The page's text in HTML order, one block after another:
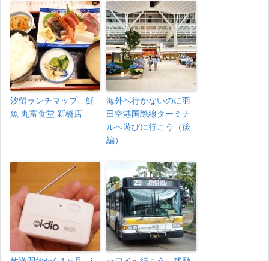
汐留ランチマップ 鮮
魚 丸富食堂 新橋店
海外へ行かないのに羽
田空港国際線ターミナ
ルへ遊びに行こう（後
編）